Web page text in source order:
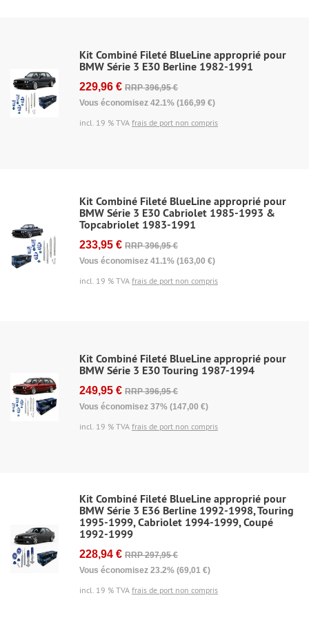
Kit Combiné Fileté BlueLine approprié pour
BMW Série 3 E30 Berline 1982-1991
229,96 € RRP 396,95 €
Vous économisez 42.1% (166,99 €)
incl. 19 % TVA frais de port non compris
Kit Combiné Fileté BlueLine approprié pour
BMW Série 3 E30 Cabriolet 1985-1993 &
Topcabriolet 1983-1991
233,95 € RRP 396,95 €
Vous économisez 41.1% (163,00 €)
incl. 19 % TVA frais de port non compris
Kit Combiné Fileté BlueLine approprié pour
BMW Série 3 E30 Touring 1987-1994
249,95 € RRP 396,95 €
Vous économisez 37% (147,00 €)
incl. 19 % TVA frais de port non compris
Kit Combiné Fileté BlueLine approprié pour
BMW Série 3 E36 Berline 1992-1998, Touring
1995-1999, Cabriolet 1994-1999, Coupé
1992-1999
228,94 € RRP 297,95 €
Vous économisez 23.2% (69,01 €)
incl. 19 % TVA frais de port non compris